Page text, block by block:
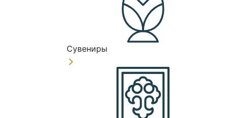
Сувениры